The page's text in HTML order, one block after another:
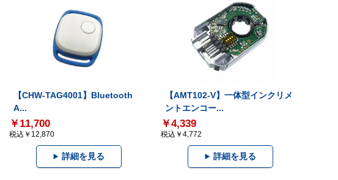
【CHW-TAG4001】Bluetooth
A...
￥11,700
税込￥12,870
詳細を見る
【AMT102-V】一体型インクリメ
ントエンコー...
￥4,339
税込￥4,772
詳細を見る